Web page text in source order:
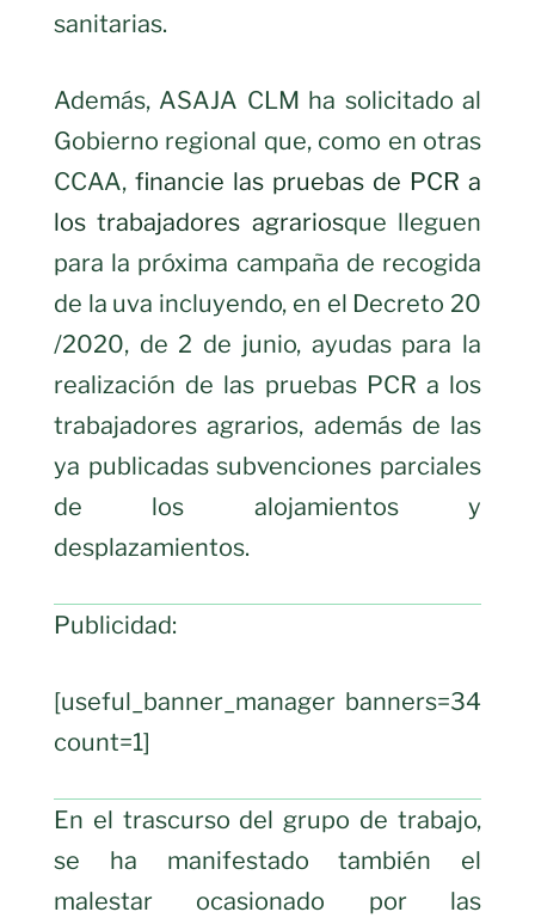
sanitarias.
Además, ASAJA CLM ha solicitado al
Gobierno regional que, como en otras
CCAA, financie las pruebas de PCR a
los trabajadores agrariosque lleguen
para la próxima campaña de recogida
de la uva incluyendo, en el Decreto 20
/2020, de 2 de junio, ayudas para la
realización de las pruebas PCR a los
trabajadores agrarios, además de las
ya publicadas subvenciones parciales
de los alojamientos y
desplazamientos.
Publicidad:
[useful_banner_manager banners=34
count=1]
En el trascurso del grupo de trabajo,
se ha manifestado también el
malestar ocasionado por las